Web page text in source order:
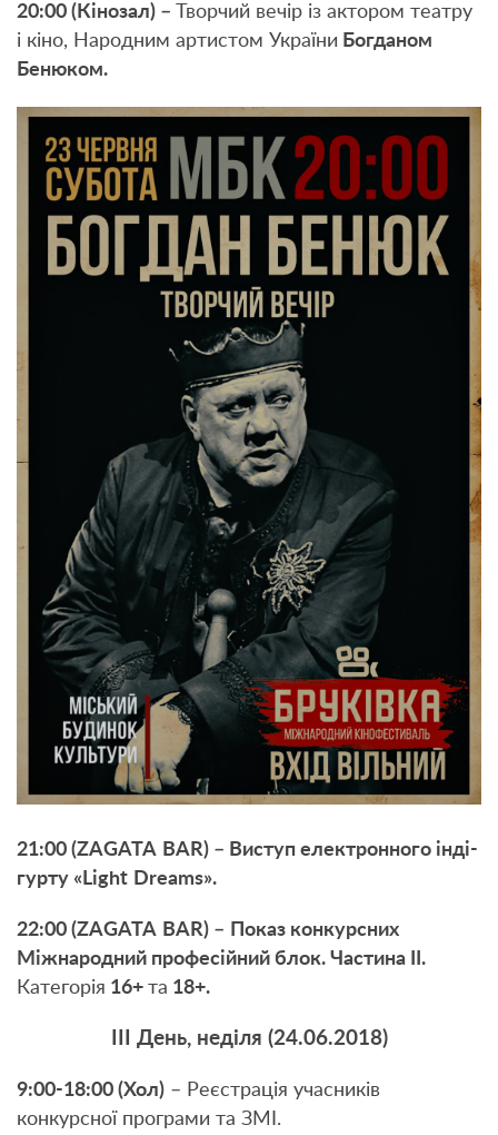
20:00 (Кінозал) –
Творчий вечір із актором театру
і кіно, Народним артистом України Богданом
Бенюком.
21:00 (ZAGATA BAR) – Виступ електронного інді-
гурту « Light Dreams».
22:00 (ZAGATA BAR) – Показ конкурсних
Міжнародний професійний блок. Частина ІІ.
Категорія 16+ та 18+.
ІІІ День, неділя (24.06.2018)
9:00-18:00 (Хол) – Реєстрація учасників
конкурсної програми та ЗМІ.